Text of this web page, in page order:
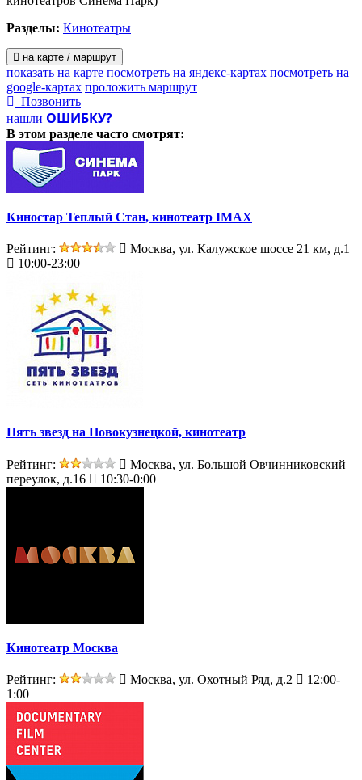
Разделы: Кинотеатры
на карте / маршрут
показать на карте посмотреть на яндекс-картах посмотреть на
google-картах проложить маршрут
Позвонить
нашли ОШИБКУ?
В этом разделе часто смотрят:
Киностар Теплый Стан, кинотеатр IMAX
Рейтинг:
Москва, ул. Калужское шоссе 21 км, д.1
10:00-23:00
Пять звезд на Новокузнецкой, кинотеатр
Рейтинг:
Москва, ул. Большой Овчинниковский
переулок, д.16
10:30-0:00
Кинотеатр Москва
Рейтинг: Москва, ул. Охотный Ряд, д.2
12:00-
1:00